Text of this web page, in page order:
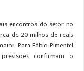
encontros do setor no
de 20 milhos de reais
Para Fábio Pimentel
confirmam o